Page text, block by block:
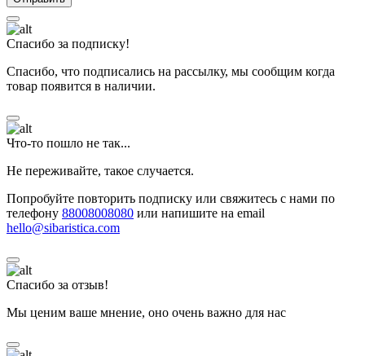
Спасибо за подписку!
Спасибо, что подписались на рассылку, мы сообщим когда
товар появится в наличии.
Что-то пошло не так...
Не переживайте, такое случается.
Попробуйте повторить подписку или свяжитесь с нами по
телефону 88008008080 или напишите на email
hello@sibaristica.com
Спасибо за отзыв!
Мы ценим ваше мнение, оно очень важно для нас